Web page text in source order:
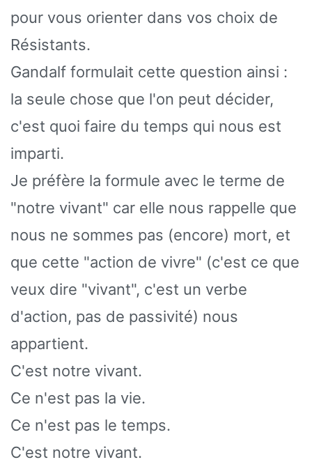
pour vous orienter dans vos choix de
Résistants.
Gandalf formulait cette question ainsi :
la seule chose que l'on peut décider,
c'est quoi faire du temps qui nous est
imparti.
Je préfère la formule avec le terme de
"notre vivant" car elle nous rappelle que
nous ne sommes pas (encore) mort, et
que cette "action de vivre" (c'est ce que
veux dire "vivant", c'est un verbe
d'action, pas de passivité) nous
appartient.
C'est notre vivant.
Ce n'est pas la vie.
Ce n'est pas le temps.
C'est notre vivant.